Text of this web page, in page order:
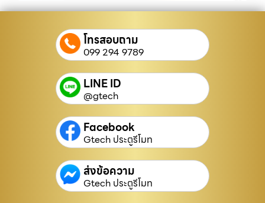
โทรสอบถาม
099 294 9789
LINE ID
@gtech
Facebook
Gtech ประตูรีโมท
ส่งข้อความ
Gtech ประตูรีโมท